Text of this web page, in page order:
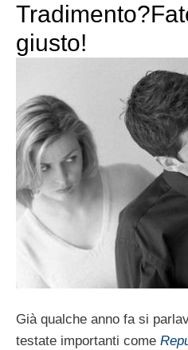
giusto!
Già qualche anno fa si
testate importanti come